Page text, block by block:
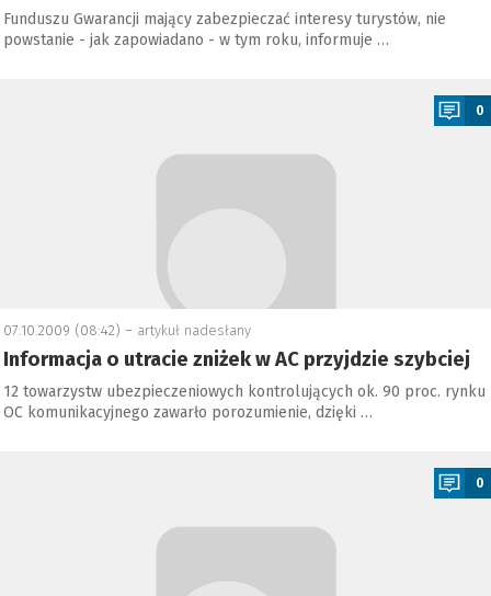
Funduszu Gwarancji mający zabezpieczać interesy turystów, nie
powstanie - jak zapowiadano - w tym roku, informuje …
0
07.10.2009 (08:42) – artykuł nadesłany
Informacja o utracie zniżek w AC przyjdzie szybciej
12 towarzystw ubezpieczeniowych kontrolujących ok. 90 proc. rynku
OC komunikacyjnego zawarło porozumienie, dzięki …
0